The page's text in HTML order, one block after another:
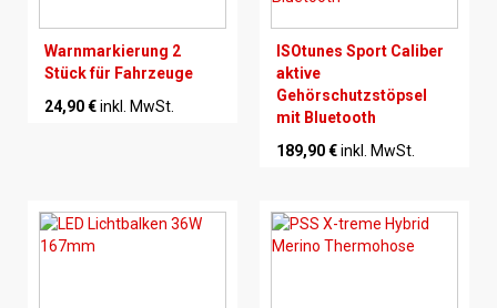
Warnmarkierung 2
Stück für Fahrzeuge
24,90 €inkl. MwSt.
ISOtunes Sport Caliber
aktive
Gehörschutzstöpsel
mit Bluetooth
189,90 €inkl. MwSt.